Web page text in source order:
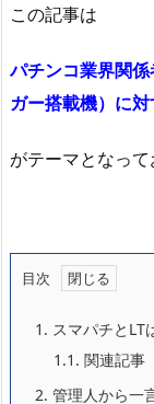
この記事は
パチンコ業界関
ガー搭載機）に対
がテーマとなって
目次
1. スマパチとLT
1.1. 関連記事
2. 管理人から一